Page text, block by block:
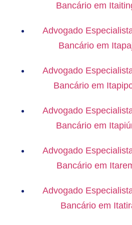
Bancário em
Advogado
Bancário em
Advogado
Bancário em
Advogado
Bancário em
Advogado
Bancário em
Advogado
Bancário em